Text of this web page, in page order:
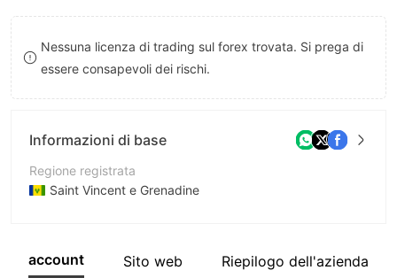
9 7
8
9
8
9
Nessuna licenza di trading sul forex trovata. Si prega di
essere consapevoli dei rischi.
Informazioni di base
Regione registrata
Saint Vincent e Grenadine
Azienda
account Sito web Riepilogo dell'azienda